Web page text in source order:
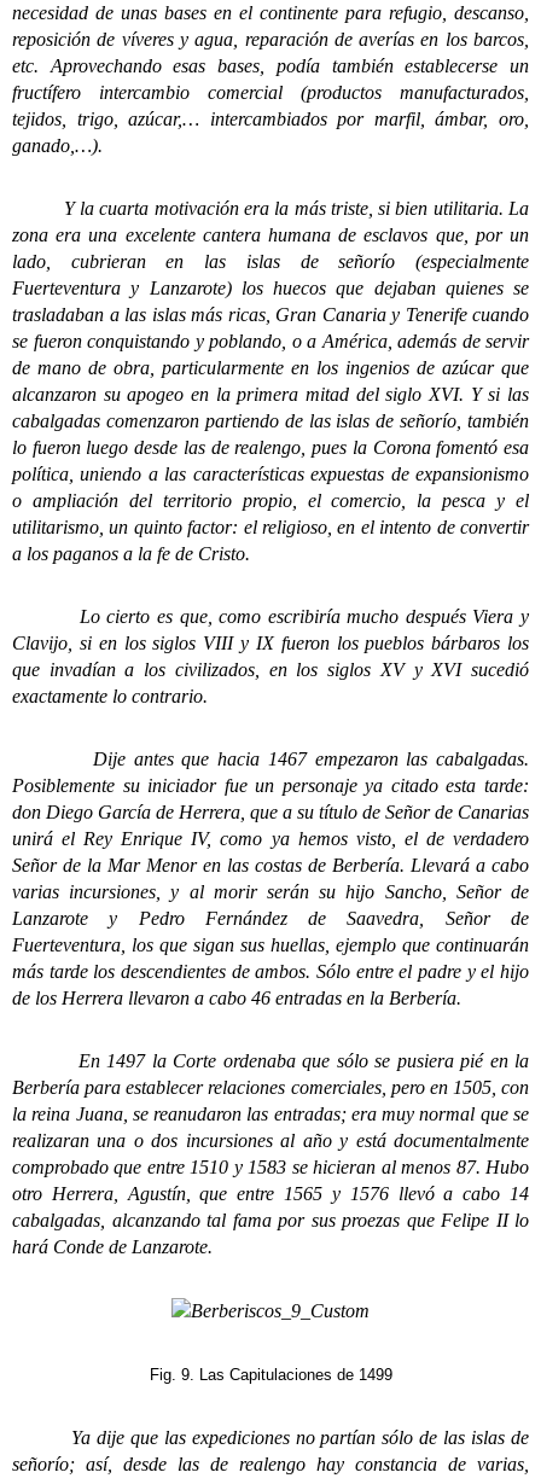
necesidad de unas bases en el continente para refugio, descanso,
reposición de víveres y agua, reparación de averías en los barcos,
etc. Aprovechando esas bases, podía también establecerse un
fructífero intercambio comercial (productos manufacturados,
tejidos, trigo, azúcar,… intercambiados por marfil, ámbar, oro,
ganado,…).
Y la cuarta motivación era la más triste, si bien utilitaria. La
zona era una excelente cantera humana de esclavos que, por un
lado, cubrieran en las islas de señorío (especialmente
Fuerteventura y Lanzarote) los huecos que dejaban quienes se
trasladaban a las islas más ricas, Gran Canaria y Tenerife cuando
se fueron conquistando y poblando, o a América, además de servir
de mano de obra, particularmente en los ingenios de azúcar que
alcanzaron su apogeo en la primera mitad del siglo XVI. Y si las
cabalgadas comenzaron partiendo de las islas de señorío, también
lo fueron luego desde las de realengo, pues la Corona fomentó esa
política, uniendo a las características expuestas de expansionismo
o ampliación del territorio propio, el comercio, la pesca y el
utilitarismo, un quinto factor: el religioso, en el intento de convertir
a los paganos a la fe de Cristo.
Lo cierto es que, como escribiría mucho después Viera y
Clavijo, si en los siglos VIII y IX fueron los pueblos bárbaros los
que invadían a los civilizados, en los siglos XV y XVI sucedió
exactamente lo contrario.
Dije antes que hacia 1467 empezaron las cabalgadas.
Posiblemente su iniciador fue un personaje ya citado esta tarde:
don Diego García de Herrera, que a su título de Señor de Canarias
unirá el Rey Enrique IV, como ya hemos visto, el de verdadero
Señor de la Mar Menor en las costas de Berbería. Llevará a cabo
varias incursiones, y al morir serán su hijo Sancho, Señor de
Lanzarote y Pedro Fernández de Saavedra, Señor de
Fuerteventura, los que sigan sus huellas, ejemplo que continuarán
más tarde los descendientes de ambos. Sólo entre el padre y el hijo
de los Herrera llevaron a cabo 46 entradas en la Berbería.
En 1497 la Corte ordenaba que sólo se pusiera pié en la
Berbería para establecer relaciones comerciales, pero en 1505, con
la reina Juana, se reanudaron las entradas; era muy normal que se
realizaran una o dos incursiones al año y está documentalmente
comprobado que entre 1510 y 1583 se hicieran al menos 87. Hubo
otro Herrera, Agustín, que entre 1565 y 1576 llevó a cabo 14
cabalgadas, alcanzando tal fama por sus proezas que Felipe II lo
hará Conde de Lanzarote.
Fig. 9. Las Capitulaciones de 1499
Ya dije que las expediciones no partían sólo de las islas de
señorío; así, desde las de realengo hay constancia de varias,